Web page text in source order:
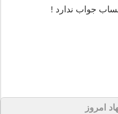
جواب ندارد !
امروز